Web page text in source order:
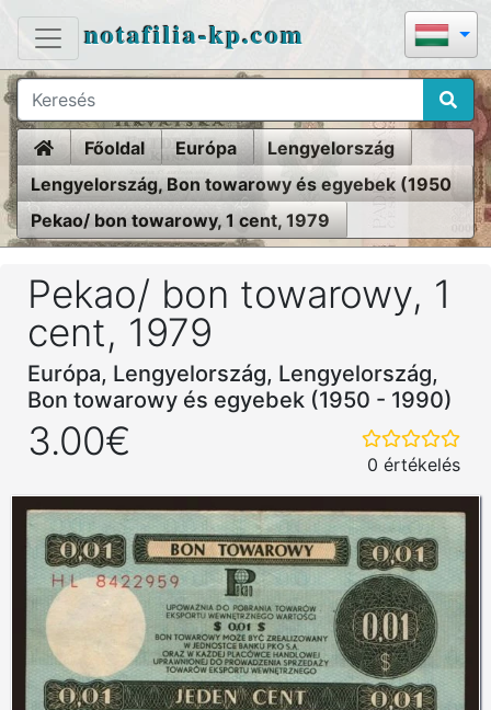
notafilia-kp.com
HomeFőoldal Európa
Lengyelország
Lengyelország, Bon towarowy és egyebek (1950
- 1990)
Pekao/ bon towarowy, 1 cent, 1979
Pekao/ bon towarowy, 1
cent, 1979
Európa, Lengyelország, Lengyelország,
Bon towarowy és egyebek (1950 - 1990)
3.00€
0 értékelés